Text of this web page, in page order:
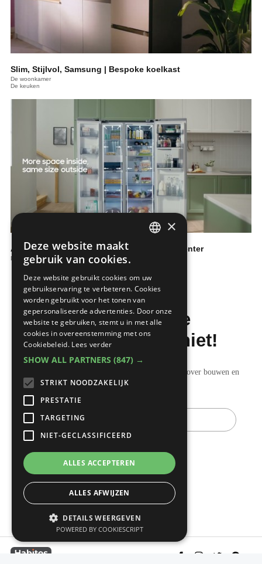
Slim, Stijlvol, Samsung | Bespoke koelkast
De woonkamer
De keuken
Amerikaanse koelkast RS8000 | Beverage Center
De keuken
Mis de laatste
bouwnieuwtjes niet!
Ontvang onze wekelijkse updates vol nuttige tips over bouwen en
verbouwen.
E-
mail
×
Deze website maakt
gebruik van cookies.
Deze website gebruikt cookies om uw
gebruikservaring te verbeteren. Cookies
worden gebruikt voor het tonen van
gepersonaliseerde advertenties. Door onze
website te gebruiken, stemt u in met alle
cookies in overeenstemming met ons
Cookiebeleid. Lees verder
SHOW ALL PARTNERS (847) →
STRIKT NOODZAKELIJK
PRESTATIE
TARGETING
NIET-GECLASSIFICEERD
ALLES ACCEPTEREN
ALLES AFWIJZEN
DETAILS WEERGEVEN
POWERED BY COOKIESCRIPT